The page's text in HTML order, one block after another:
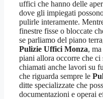
uffici che hanno delle
dove gli impiegati
pulirle interamente.
finestre fisse o bloccate
se parliamo del piano
Pulizie Uffici Monza,
piani allora occorre che ci
chiamati anche lavori su
che riguarda sempre le
ditte specializzate che
documentazioni e operai